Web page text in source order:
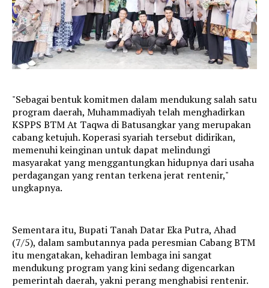
"Sebagai bentuk komitmen dalam mendukung salah satu
program daerah, Muhammadiyah telah menghadirkan
KSPPS BTM At Taqwa di Batusangkar yang merupakan
cabang ketujuh. Koperasi syariah tersebut didirikan,
memenuhi keinginan untuk dapat melindungi
masyarakat yang menggantungkan hidupnya dari usaha
perdagangan yang rentan terkena jerat rentenir,"
ungkapnya.
Sementara itu, Bupati Tanah Datar Eka Putra, Ahad
(7/5), dalam sambutannya pada peresmian Cabang BTM
itu mengatakan, kehadiran lembaga ini sangat
mendukung program yang kini sedang digencarkan
pemerintah daerah, yakni perang menghabisi rentenir.